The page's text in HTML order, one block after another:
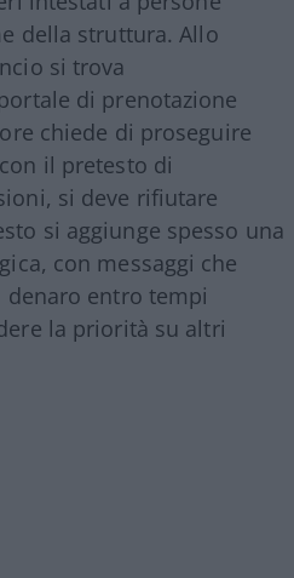
della struttura. Allo
si trova
di prenotazione
chiede di proseguire
il pretesto di
si deve rifiutare
si aggiunge spesso una
con messaggi che
entro tempi
la priorità su altri